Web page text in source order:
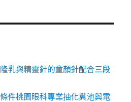
乳與精靈針的童顏針配合三段
件桃園眼科專業抽化糞池與電